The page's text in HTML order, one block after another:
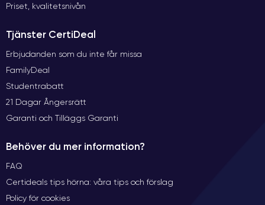
Priset, kvalitetsnivån
Tjänster CertiDeal
Erbjudanden som du inte får missa
FamilyDeal
Studentrabatt
21 Dagar Ångersrätt
Garanti och Tilläggs Garanti
Behöver du mer information?
FAQ
Certideals tips hörna: våra tips och förslag
Policy för cookies